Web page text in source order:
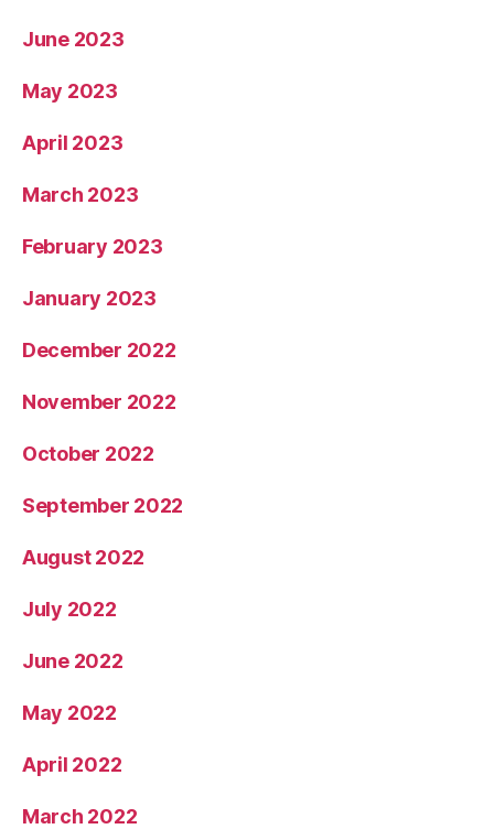
June 2023
May 2023
April 2023
March 2023
February 2023
January 2023
December 2022
November 2022
October 2022
September 2022
August 2022
July 2022
June 2022
May 2022
April 2022
March 2022